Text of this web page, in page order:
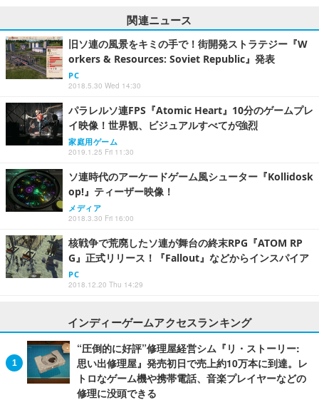
関連ニュース
旧ソ連の風景をキミの手で！街開発ストラテジー『W
orkers & Resources: Soviet Republic』発表
PC
2018.5.30 Wed 14:30
パラレルソ連FPS『Atomic Heart』10分のゲームプレ
イ映像！世界観、ビジュアルすべてが強烈
家庭用ゲーム
2019.1.25 Fri 11:30
ソ連時代のアーケードゲーム風シューター『Kollidosk
op!』ティーザー映像！
メディア
2018.3.30 Fri 16:00
核戦争で荒廃したソ連が舞台の終末RPG『ATOM RP
G』正式リリース！『Fallout』などからインスパイア
PC
2018.12.20 Thu 14:29
インディーゲームアクセスランキング
“圧倒的に好評”修理屋経営シム『リ・ストーリー:
思い出修理屋』発売初日で売上約10万本に到達。レ
トロなゲーム機や携帯電話、音楽プレイヤーなどの
修理に没頭できる